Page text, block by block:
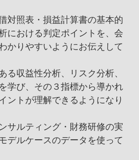
対照表・損益計算書の基本的
における判定ポイントを、会
かりやすいようにお伝えして
る収益性分析、リスク分析、
学び、その３指標から導かれ
ントが理解できるようになり
サルティング・財務研修の実
デルケースのデータを使って